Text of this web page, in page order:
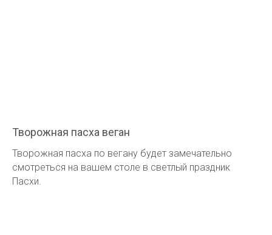
Творожная пасха веган
Творожная пасха по вегану будет замечательно
смотреться на вашем столе в светлый праздник
Пасхи.